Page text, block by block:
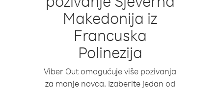
Makedonija iz
Francuska
Polinezija
Viber Out omogućuje više pozivanja
za manje novca. Izaberite jedan od